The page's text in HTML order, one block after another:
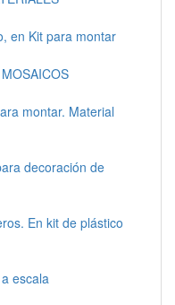
en Kit para montar
montar. Material
decoración de
En kit de plástico
escala